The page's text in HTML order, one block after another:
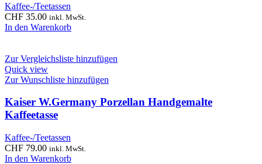
Kaffee-/Teetassen
CHF 35.00 inkl. MwSt.
In den Warenkorb
Zur Vergleichsliste hinzufügen
Quick view
Zur Wunschliste hinzufügen
Kaiser W.Germany Porzellan Handgemalte
Kaffeetasse
Kaffee-/Teetassen
CHF 79.00 inkl. MwSt.
In den Warenkorb